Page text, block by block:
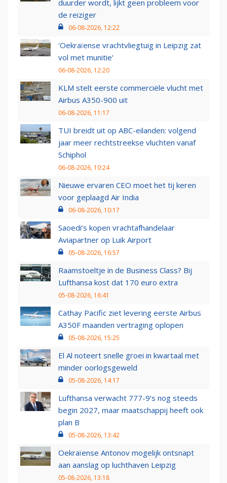
duurder wordt, lijkt geen probleem voor
de reiziger
06-08-2026, 12:22
'Oekraïense vrachtvliegtuig in Leipzig zat
vol met munitie'
06-08-2026, 12:20
KLM stelt eerste commerciële vlucht met
Airbus A350-900 uit
06-08-2026, 11:17
TUI breidt uit op ABC-eilanden: volgend
jaar meer rechtstreekse vluchten vanaf
Schiphol
06-08-2026, 10:24
Nieuwe ervaren CEO moet het tij keren
voor geplaagd Air India
06-08-2026, 10:17
Saoedi’s kopen vrachtafhandelaar
Aviapartner op Luik Airport
05-08-2026, 16:57
Raamstoeltje in de Business Class? Bij
Lufthansa kost dat 170 euro extra
05-08-2026, 16:41
Cathay Pacific ziet levering eerste Airbus
A350F maanden vertraging oplopen
05-08-2026, 15:25
El Al noteert snelle groei in kwartaal met
minder oorlogsgeweld
05-08-2026, 14:17
Lufthansa verwacht 777-9’s nog steeds
begin 2027, maar maatschappij heeft ook
plan B
05-08-2026, 13:42
Oekraïense Antonov mogelijk ontsnapt
aan aanslag op luchthaven Leipzig
05-08-2026, 13:18